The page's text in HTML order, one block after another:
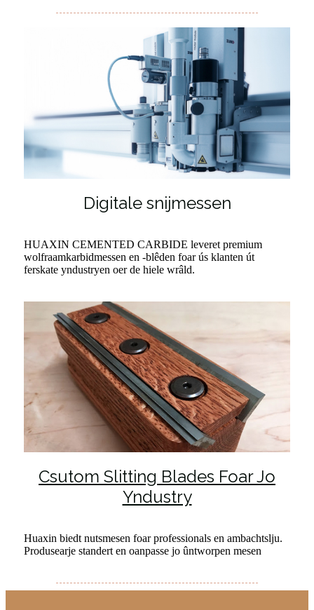
Digitale snijmessen
HUAXIN CEMENTED CARBIDE leveret premium
wolfraamkarbidmessen en -blêden foar ús klanten út
ferskate yndustryen oer de hiele wrâld.
Csutom Slitting Blades Foar Jo
Yndustry
Huaxin biedt nutsmesen foar professionals en ambachtslju.
Produsearje standert en oanpasse jo ûntworpen mesen